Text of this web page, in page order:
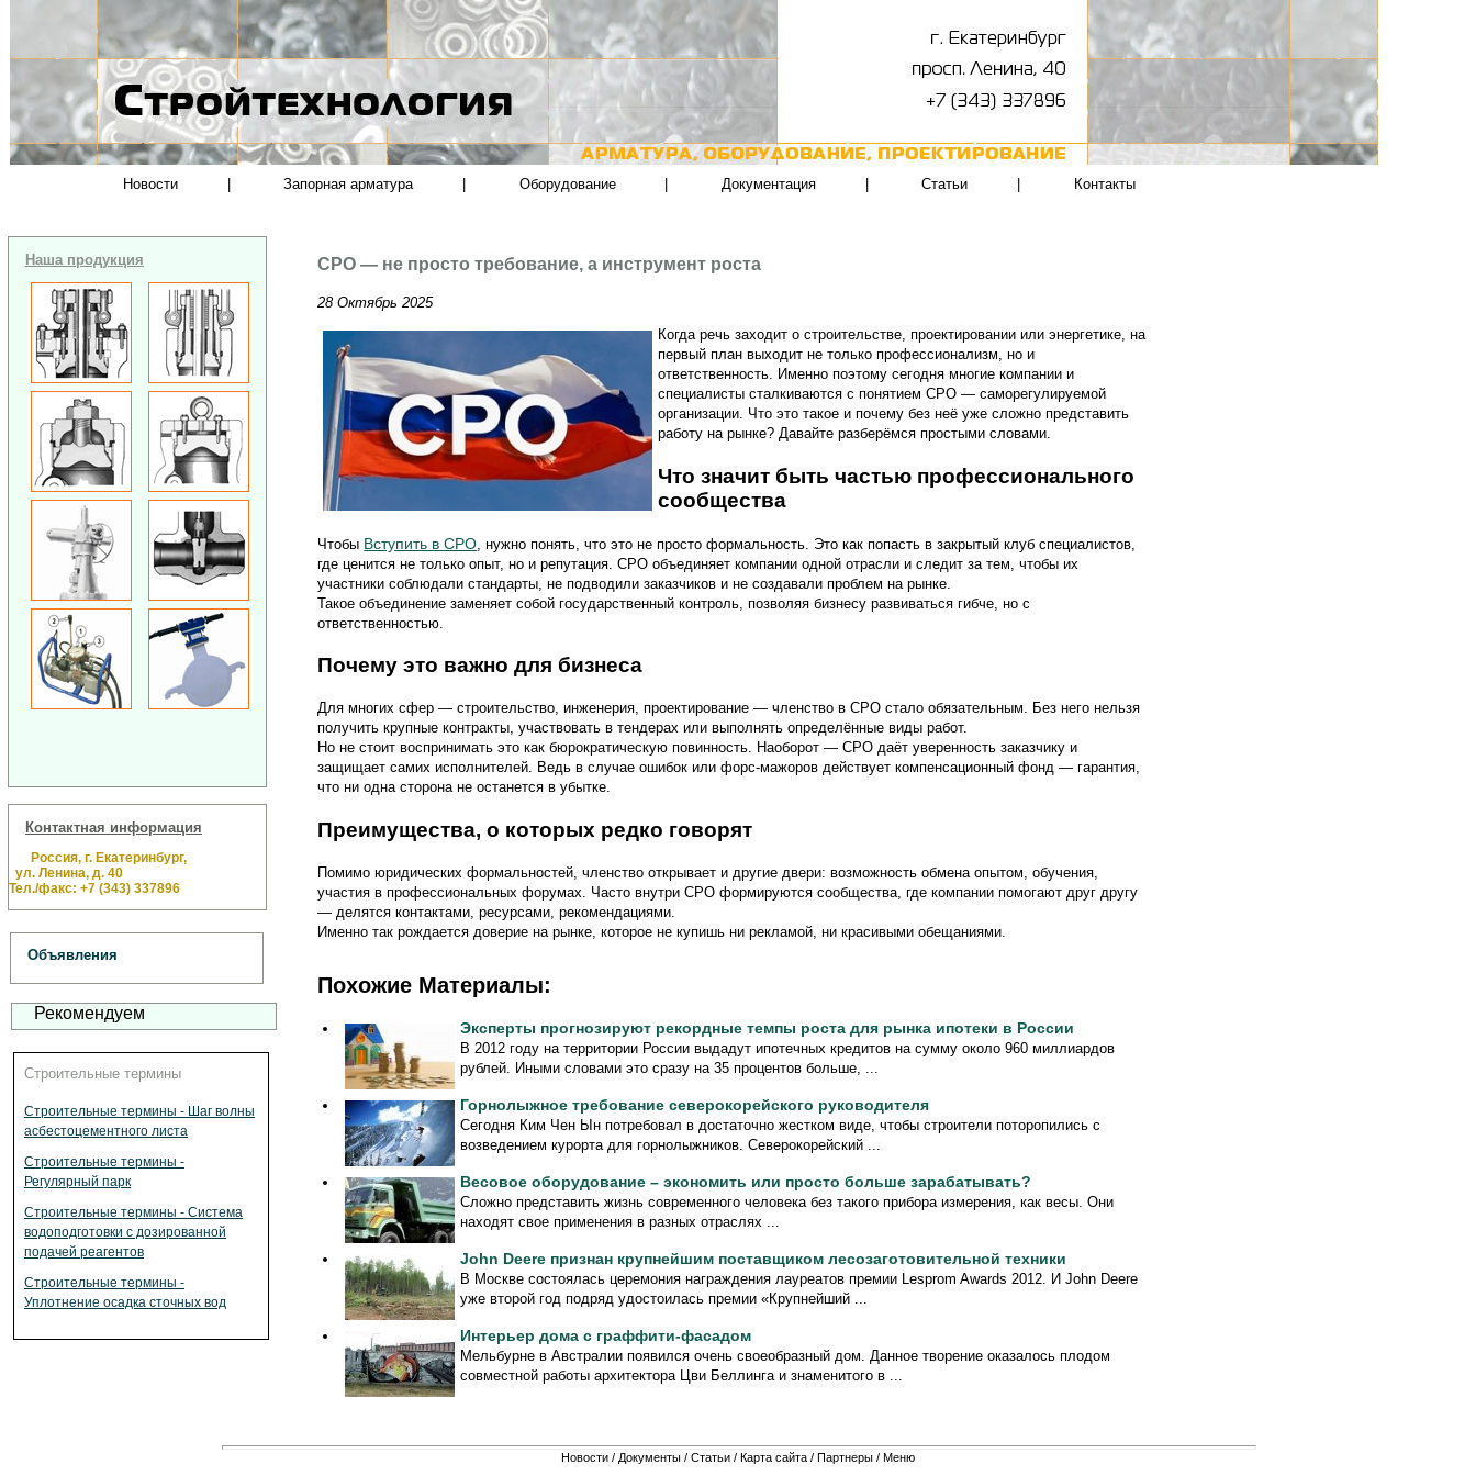
Новости Запорная арматура Оборудование Документация Статьи Контакты
Наша продукция
Контактная информация
Россия, г. Екатеринбург,
ул. Ленина, д. 40
Тел./факс: +7 (343) 337896
Объявления
Рекомендуем
Строительные термины
Строительные термины - Шаг волны
асбестоцементного листа
Строительные термины -
Регулярный парк
Строительные термины - Система
водоподготовки с дозированной
подачей реагентов
Строительные термины -
Уплотнение осадка сточных вод
СРО — не просто требование, а инструмент роста
28 Октябрь 2025
Когда речь заходит о строительстве, проектировании или энергетике, на
первый план выходит не только профессионализм, но и
ответственность. Именно поэтому сегодня многие компании и
специалисты сталкиваются с понятием СРО — саморегулируемой
организации. Что это такое и почему без неё уже сложно представить
работу на рынке? Давайте разберёмся простыми словами.
Что значит быть частью профессионального
сообщества
Чтобы Вступить в СРО , нужно понять, что это не просто формальность. Это как попасть в закрытый клуб специалистов,
где ценится не только опыт, но и репутация. СРО объединяет компании одной отрасли и следит за тем, чтобы их
участники соблюдали стандарты, не подводили заказчиков и не создавали проблем на рынке.
Такое объединение заменяет собой государственный контроль, позволяя бизнесу развиваться гибче, но с
ответственностью.
Почему это важно для бизнеса
Для многих сфер — строительство, инженерия, проектирование — членство в СРО стало обязательным. Без него нельзя
получить крупные контракты, участвовать в тендерах или выполнять определённые виды работ.
Но не стоит воспринимать это как бюрократическую повинность. Наоборот — СРО даёт уверенность заказчику и
защищает самих исполнителей. Ведь в случае ошибок или форс-мажоров действует компенсационный фонд — гарантия,
что ни одна сторона не останется в убытке.
Преимущества, о которых редко говорят
Помимо юридических формальностей, членство открывает и другие двери: возможность обмена опытом, обучения,
участия в профессиональных форумах. Часто внутри СРО формируются сообщества, где компании помогают друг другу
— делятся контактами, ресурсами, рекомендациями.
Именно так рождается доверие на рынке, которое не купишь ни рекламой, ни красивыми обещаниями.
Похожие Материалы:
Эксперты прогнозируют рекордные темпы роста для рынка ипотеки в России
В 2012 году на территории России выдадут ипотечных кредитов на сумму около 960 миллиардов
рублей. Иными словами это сразу на 35 процентов больше, ...
Горнолыжное требование северокорейского руководителя
Сегодня Ким Чен Ын потребовал в достаточно жестком виде, чтобы строители поторопились с
возведением курорта для горнолыжников. Северокорейский ...
Весовое оборудование – экономить или просто больше зарабатывать?
Сложно представить жизнь современного человека без такого прибора измерения, как весы. Они
находят свое применения в разных отраслях ...
John Deere признан крупнейшим поставщиком лесозаготовительной техники
В Москве состоялась церемония награждения лауреатов премии Lesprom Awards 2012. И John Deere
уже второй год подряд удостоилась премии «Крупнейший ...
Интерьер дома с граффити-фасадом
Мельбурне в Австралии появился очень своеобразный дом. Данное творение оказалось плодом
совместной работы архитектора Цви Беллинга и знаменитого в ...
Новости / Документы / Статьи / Карта сайта / Партнеры / Меню